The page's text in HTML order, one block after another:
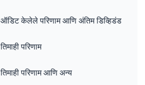
ऑडिट केलेले परिणाम आणि अंतिम डिव्हिडंड
तिमाही परिणाम
तिमाही परिणाम आणि अन्य